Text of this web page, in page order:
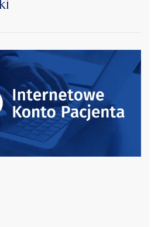
czytaj więcej